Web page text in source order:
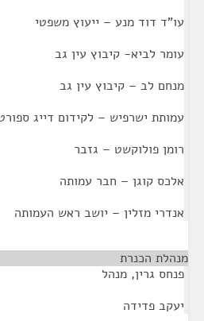
עו"ד דוד מנע – ייעוץ משפטי
עומר לביא- קיבוץ עין גב
מנחם לב – קיבוץ עין גב
עמותת ישרפיש – לקידום דייג
רומן פולוקשט – גזבר
אלכס קוגן – חבר עמותה
אנדרי מזלין – יושב ראש העמותה
מנהלת הכנרת
פנחס גרין, מנהל
יעקב פדידה